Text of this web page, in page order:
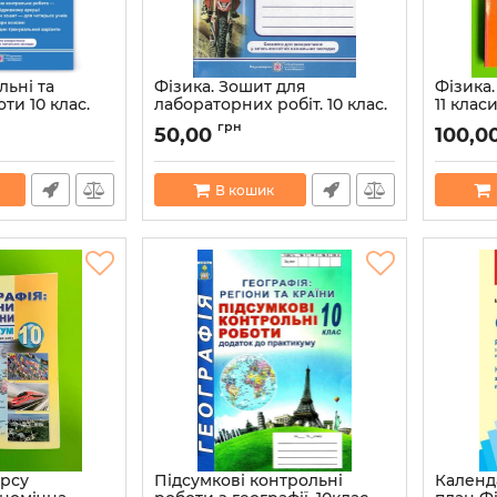
та
10 клас.
В.,
Фізика. Зошит для
лабораторних робіт. 10 клас.
Рівень стандарту Мацюк В.,
Струж Н., Федчишин О.
Артикул: 9789660733411
50,00 грн
В кошик
11
Артикул:
Підсумкові контрольні